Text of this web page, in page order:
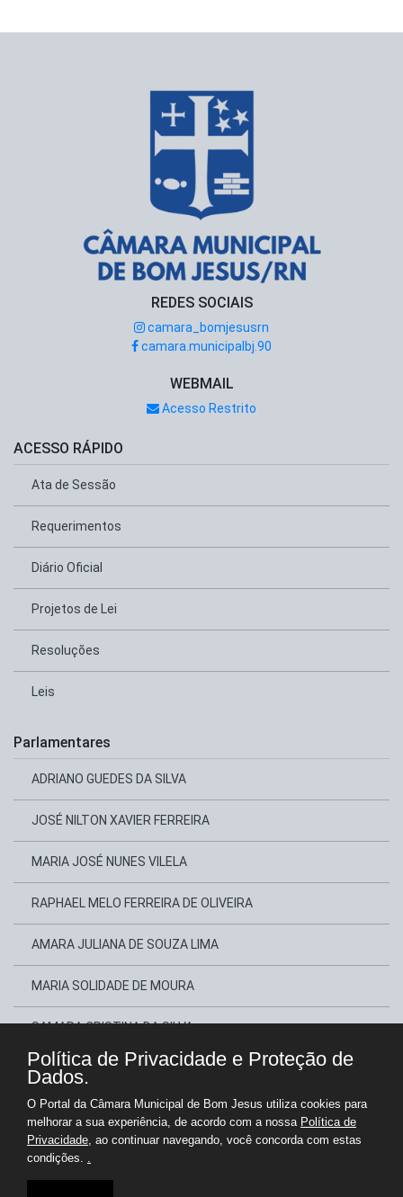
REDES SOCIAIS
camara_bomjesusrn
camara.municipalbj.90
WEBMAIL
Acesso Restrito
ACESSO RÁPIDO
Ata de Sessão
Requerimentos
Diário Oficial
Projetos de Lei
Resoluções
Leis
Parlamentares
ADRIANO GUEDES DA SILVA
JOSÉ NILTON XAVIER FERREIRA
MARIA JOSÉ NUNES VILELA
RAPHAEL MELO FERREIRA DE OLIVEIRA
AMARA JULIANA DE SOUZA LIMA
MARIA SOLIDADE DE MOURA
SAMARA CRISTINA DA SILVA
ANTÔNIO MARCOS DE MEDEIROS SILVA
CLÁUDIO FREIRE BEZERRA
Copyright © Câmara Municipal de Bom Jesus - Gestão 2025-2028
Política de Privacidade e Proteção de
Dados.
O Portal da Câmara Municipal de Bom Jesus utiliza cookies para
melhorar a sua experiência, de acordo com a nossa Política de
Privacidade, ao continuar navegando, você concorda com estas
condições. .